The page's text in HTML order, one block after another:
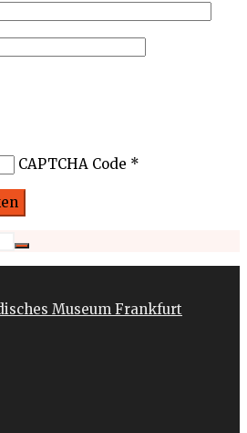
CAPTCHA Code *